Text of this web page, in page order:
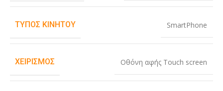
ΤΎΠΟΣ ΚΙΝΗΤΟΎ SmartPhone
ΧΕΙΡΙΣΜΌΣ Οθόνη αφής Touch screen